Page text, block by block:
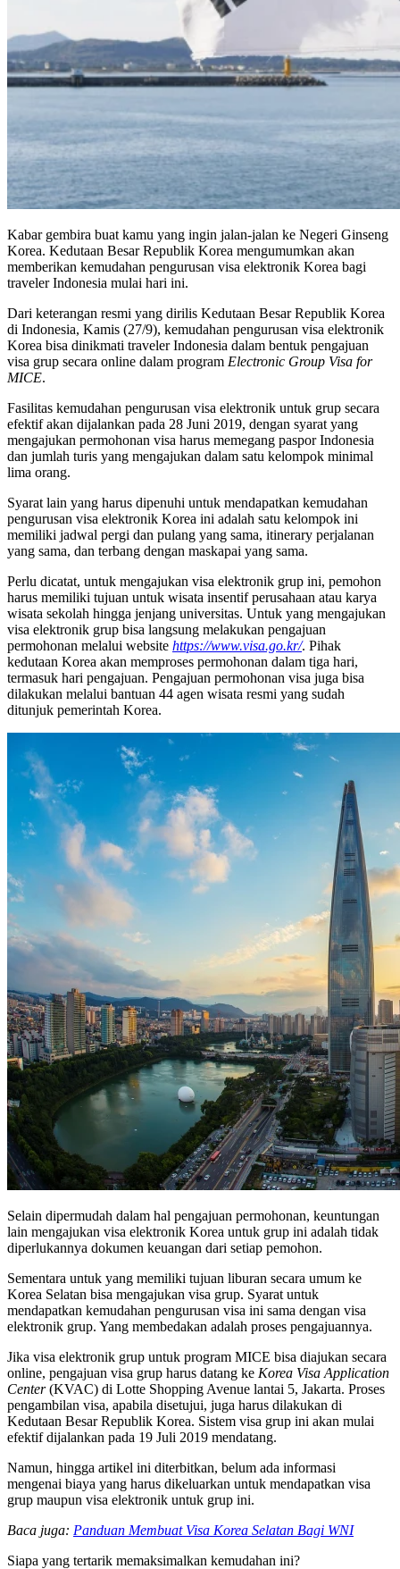
Kabar gembira buat kamu yang ingin jalan-jalan ke Negeri Ginseng
Korea. Kedutaan Besar Republik Korea mengumumkan akan
memberikan kemudahan pengurusan visa elektronik Korea bagi
traveler Indonesia mulai hari ini.
Dari keterangan resmi yang dirilis Kedutaan Besar Republik Korea
di Indonesia, Kamis (27/9), kemudahan pengurusan visa elektronik
Korea bisa dinikmati traveler Indonesia dalam bentuk pengajuan
visa grup secara online dalam program Electronic Group Visa for
MICE.
Fasilitas kemudahan pengurusan visa elektronik untuk grup secara
efektif akan dijalankan pada 28 Juni 2019, dengan syarat yang
mengajukan permohonan visa harus memegang paspor Indonesia
dan jumlah turis yang mengajukan dalam satu kelompok minimal
lima orang.
Syarat lain yang harus dipenuhi untuk mendapatkan kemudahan
pengurusan visa elektronik Korea ini adalah satu kelompok ini
memiliki jadwal pergi dan pulang yang sama, itinerary perjalanan
yang sama, dan terbang dengan maskapai yang sama.
Perlu dicatat, untuk mengajukan visa elektronik grup ini, pemohon
harus memiliki tujuan untuk wisata insentif perusahaan atau karya
wisata sekolah hingga jenjang universitas. Untuk yang mengajukan
visa elektronik grup bisa langsung melakukan pengajuan
permohonan melalui website https://www.visa.go.kr/. Pihak
kedutaan Korea akan memproses permohonan dalam tiga hari,
termasuk hari pengajuan. Pengajuan permohonan visa juga bisa
dilakukan melalui bantuan 44 agen wisata resmi yang sudah
ditunjuk pemerintah Korea.
Selain dipermudah dalam hal pengajuan permohonan, keuntungan
lain mengajukan visa elektronik Korea untuk grup ini adalah tidak
diperlukannya dokumen keuangan dari setiap pemohon.
Sementara untuk yang memiliki tujuan liburan secara umum ke
Korea Selatan bisa mengajukan visa grup. Syarat untuk
mendapatkan kemudahan pengurusan visa ini sama dengan visa
elektronik grup. Yang membedakan adalah proses pengajuannya.
Jika visa elektronik grup untuk program MICE bisa diajukan secara
online, pengajuan visa grup harus datang ke Korea Visa Application
Center(KVAC) di Lotte Shopping Avenue lantai 5, Jakarta. Proses
pengambilan visa, apabila disetujui, juga harus dilakukan di
Kedutaan Besar Republik Korea. Sistem visa grup ini akan mulai
efektif dijalankan pada 19 Juli 2019 mendatang.
Namun, hingga artikel ini diterbitkan, belum ada informasi
mengenai biaya yang harus dikeluarkan untuk mendapatkan visa
grup maupun visa elektronik untuk grup ini.
Baca juga: Panduan Membuat Visa Korea Selatan Bagi WNI
Siapa yang tertarik memaksimalkan kemudahan ini?